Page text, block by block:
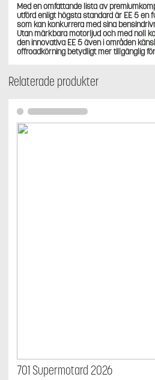
Med en omfattande lista av
utförd enligt högsta standard är EE 5 en
som kan konkurrera med sina
Utan märkbara motorljud och med noll
den innovativa EE 5 även i områden
offroadkörning betydligt mer tillgänglig
Relaterade produkter
701 Supermotard 2026